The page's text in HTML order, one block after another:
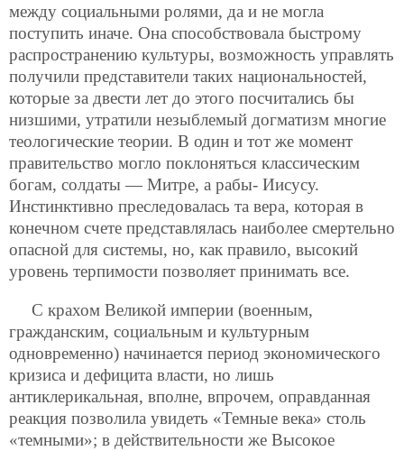
между социальными ролями, да и не могла
поступить иначе. Она способствовала быстрому
распространению культуры, возможность управлять
получили представители таких национальностей,
которые за двести лет до этого посчитались бы
низшими, утратили незыблемый догматизм многие
теологические теории. В один и тот же момент
правительство могло поклоняться классическим
богам, солдаты — Митре, а рабы- Иисусу.
Инстинктивно преследовалась та вера, которая в
конечном счете представлялась наиболее смертельно
опасной для системы, но, как правило, высокий
уровень терпимости позволяет принимать все.
С крахом Великой империи (военным,
гражданским, социальным и культурным
одновременно) начинается период экономического
кризиса и дефицита власти, но лишь
антиклерикальная, вполне, впрочем, оправданная
реакция позволила увидеть «Темные века» столь
«темными»; в действительности же Высокое